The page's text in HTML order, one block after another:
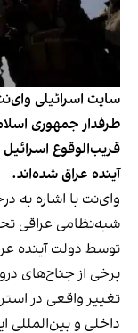
سایت اسرائیلی
طرفدار جمهوری
قریب‌الوقوع
آینده عراق شده‌اند.
وای‌نت با اشاره به
شبه‌نظامی عراقی
توسط دولت آینده
برخی از جناح‌های
تغییر واقعی در
داخلی و بین‌المللی